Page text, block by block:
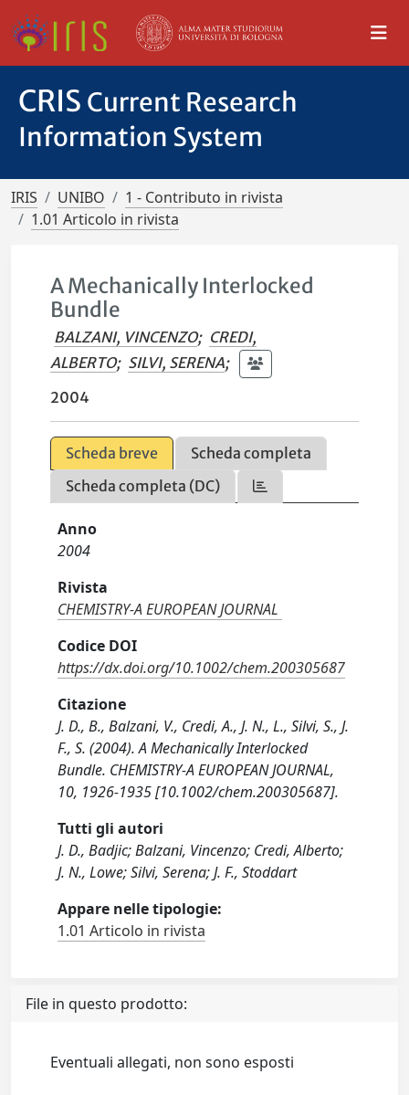
CRIS Current Research
Information System
IRIS UNIBO
1 - Contributo in rivista
1.01 Articolo in rivista
A Mechanically Interlocked
Bundle
BALZANI, VINCENZO; CREDI,
ALBERTO; SILVI, SERENA;
2004
Scheda breve
Scheda completa
Scheda completa (DC)
Anno
2004
Rivista
CHEMISTRY-A EUROPEAN JOURNAL
Codice DOI
https://dx.doi.org/10.1002/chem.200305687
Citazione
J. D., B., Balzani, V., Credi, A., J. N., L., Silvi, S., J.
F., S. (2004). A Mechanically Interlocked
Bundle. CHEMISTRY-A EUROPEAN JOURNAL,
10, 1926-1935 [10.1002/chem.200305687].
Tutti gli autori
J. D., Badjic; Balzani, Vincenzo; Credi, Alberto;
J. N., Lowe; Silvi, Serena; J. F., Stoddart
Appare nelle tipologie:
1.01 Articolo in rivista
File in questo prodotto:
Eventuali allegati, non sono esposti